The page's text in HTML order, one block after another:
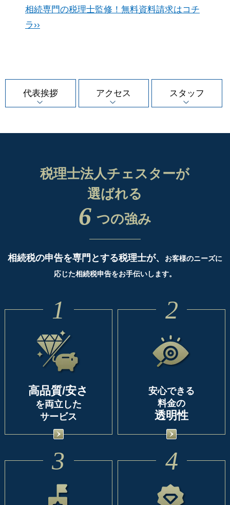
相続専門の税理士監修！無料資料請求はコチ
ラ››
代表挨拶 アクセス スタッフ
税理士法人チェスターが
選ばれる
6 つの強み
相続税の申告を専門とする税理士が、
お客様のニーズに
応じた相続税申告をお手伝いします。
1
高品質/安さ
を両立した
サービス
2
安心できる
料金の
透明性
3 4